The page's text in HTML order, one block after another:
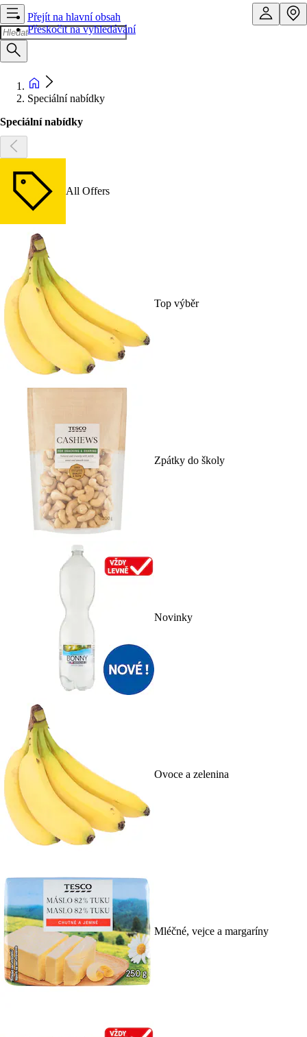
Přejít na hlavní obsah
Přeskočit na vyhledávání
Speciální nabídky
Speciální nabídky
All Offers
Top výběr
Zpátky do školy
Novinky
Ovoce a zelenina
Mléčné, vejce a margaríny